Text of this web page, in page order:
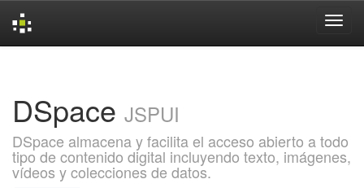
DSpace JSPUI
DSpace almacena y facilita el acceso abierto a todo
tipo de contenido digital incluyendo texto, imágenes,
vídeos y colecciones de datos.